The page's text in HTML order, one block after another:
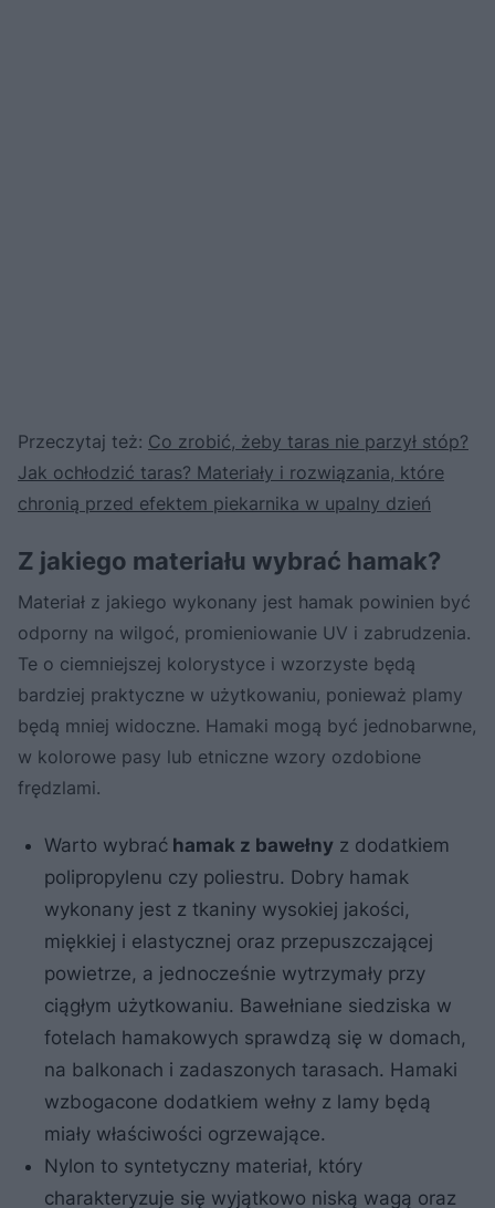
Przeczytaj też: Co zrobić, żeby taras nie parzył stóp?
Jak ochłodzić taras? Materiały i rozwiązania, które
chronią przed efektem piekarnika w upalny dzień
Z jakiego materiału wybrać hamak?
Materiał z jakiego wykonany jest hamak powinien być
odporny na wilgoć, promieniowanie UV i zabrudzenia.
Te o ciemniejszej kolorystyce i wzorzyste będą
bardziej praktyczne w użytkowaniu, ponieważ plamy
będą mniej widoczne. Hamaki mogą być jednobarwne,
w kolorowe pasy lub etniczne wzory ozdobione
frędzlami.
Warto wybrać hamak z bawełny z dodatkiem
polipropylenu czy poliestru. Dobry hamak
wykonany jest z tkaniny wysokiej jakości,
miękkiej i elastycznej oraz przepuszczającej
powietrze, a jednocześnie wytrzymały przy
ciągłym użytkowaniu. Bawełniane siedziska w
fotelach hamakowych sprawdzą się w domach,
na balkonach i zadaszonych tarasach. Hamaki
wzbogacone dodatkiem wełny z lamy będą
miały właściwości ogrzewające.
Nylon to syntetyczny materiał, który
charakteryzuje się wyjątkowo niską wagą oraz